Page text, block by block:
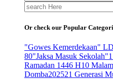
Search
for:
Or check our Popular
"Gowes Kemerdekaan"
80"Jaksa Masuk Sekolah"
Ramadan 1446 H10
Domba202521 Generasi